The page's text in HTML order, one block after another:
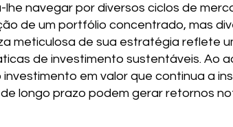
navegar por diversos ciclos de
de um portfólio concentrado, mas
meticulosa de sua estratégia reflete
de investimento sustentáveis. Ao
em valor que continua a
longo prazo podem gerar retornos